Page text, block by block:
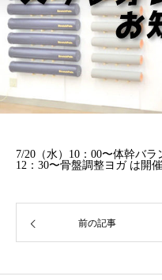
7/20（水）10：00〜体幹バ
12：30〜骨盤調整ヨガ は開
前の記事